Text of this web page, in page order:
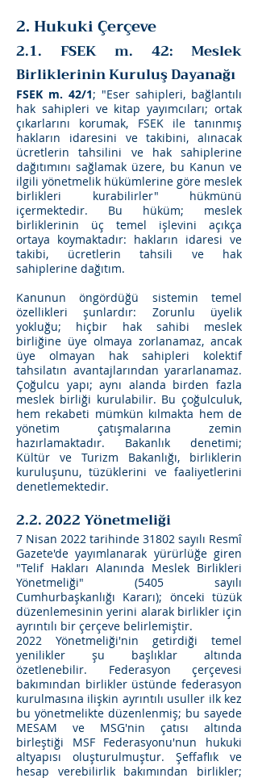
2. Hukuki Çerçeve
2.1. FSEK m. 42: Meslek
Birliklerinin Kuruluş Dayanağı
FSEK m. 42/1; "Eser sahipleri, bağlantılı
hak sahipleri ve kitap yayımcıları; ortak
çıkarlarını korumak, FSEK ile tanınmış
hakların idaresini ve takibini, alınacak
ücretlerin tahsilini ve hak sahiplerine
dağıtımını sağlamak üzere, bu Kanun ve
ilgili yönetmelik hükümlerine göre meslek
birlikleri kurabilirler" hükmünü
içermektedir. Bu hüküm; meslek
birliklerinin üç temel işlevini açıkça
ortaya koymaktadır: hakların idaresi ve
takibi, ücretlerin tahsili ve hak
sahiplerine dağıtım.
Kanunun öngördüğü sistemin temel
özellikleri şunlardır: Zorunlu üyelik
yokluğu; hiçbir hak sahibi meslek
birliğine üye olmaya zorlanamaz, ancak
üye olmayan hak sahipleri kolektif
tahsilatın avantajlarından yararlanamaz.
Çoğulcu yapı; aynı alanda birden fazla
meslek birliği kurulabilir. Bu çoğulculuk,
hem rekabeti mümkün kılmakta hem de
yönetim çatışmalarına zemin
hazırlamaktadır. Bakanlık denetimi;
Kültür ve Turizm Bakanlığı, birliklerin
kuruluşunu, tüzüklerini ve faaliyetlerini
denetlemektedir.
2.2. 2022 Yönetmeliği
7 Nisan 2022 tarihinde 31802 sayılı Resmî
Gazete'de yayımlanarak yürürlüğe giren
"Telif Hakları Alanında Meslek Birlikleri
Yönetmeliği" (5405 sayılı
Cumhurbaşkanlığı Kararı); önceki tüzük
düzenlemesinin yerini alarak birlikler için
ayrıntılı bir çerçeve belirlemiştir.
2022 Yönetmeliği'nin getirdiği temel
yenilikler şu başlıklar altında
özetlenebilir. Federasyon çerçevesi
bakımından birlikler üstünde federasyon
kurulmasına ilişkin ayrıntılı usuller ilk kez
bu yönetmelikte düzenlenmiş; bu sayede
MESAM ve MSG'nin çatısı altında
birleştiği MSF Federasyonu'nun hukuki
altyapısı oluşturulmuştur. Şeffaflık ve
hesap verebilirlik bakımından birlikler;